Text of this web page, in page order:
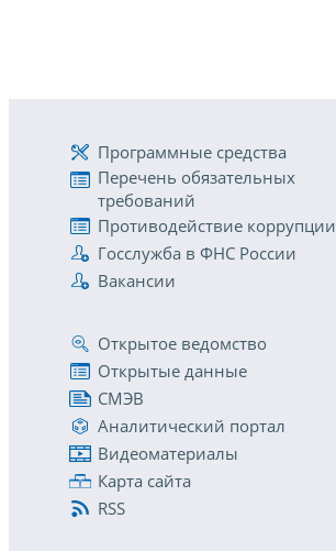
Программные средства
Перечень обязательных
требований
Противодействие коррупции
Госслужба в ФНС России
Вакансии
Открытое ведомство
Открытые данные
СМЭВ
Аналитический портал
Видеоматериалы
Карта сайта
RSS